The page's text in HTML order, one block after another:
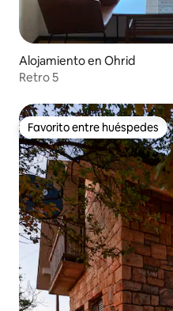
Alojamiento en Ohrid
Retro 5
Favorito entre huéspedes
Favorito entre huéspedes